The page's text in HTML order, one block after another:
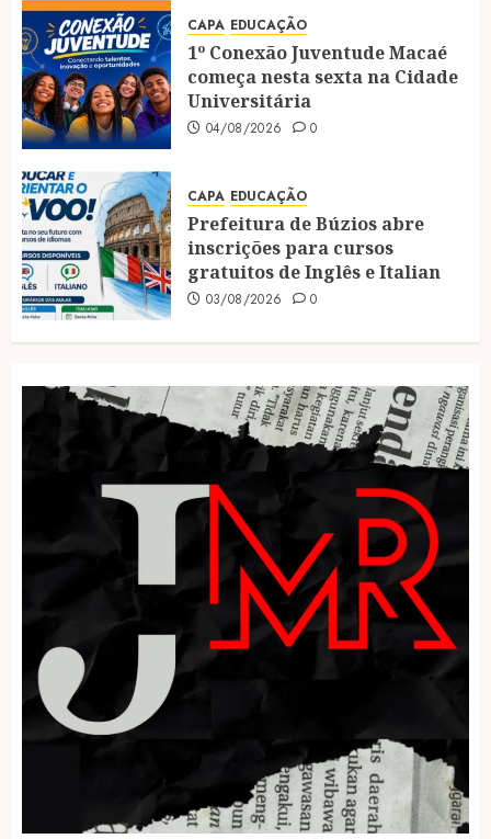
CAPA EDUCAÇÃO
1º Conexão Juventude Macaé
começa nesta sexta na Cidade
Universitária
04/08/2026 0
CAPA EDUCAÇÃO
Prefeitura de Búzios abre
inscrições para cursos
gratuitos de Inglês e Italian
03/08/2026 0